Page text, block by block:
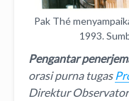
Pak Thé
1993.
Pengantar
orasi purna tugas
Direktur